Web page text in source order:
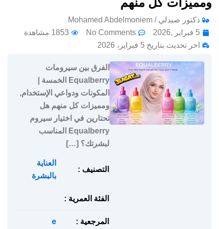
دكتور صيدلي / Mohamed Abdelmoniem
5 فبراير ,2026
No Comments
1853 مشاهدة
اخر تحديث بتاريخ 5 فبراير، 2026
الفرق بين سيرومات
Equalberry الخمسة |
المكونات ودواعي الإستخدام,
ومميزات كل منهم هل
تحتارين في اختيار سيروم
Equalberry المناسب
لبشرتك؟ […]
التصنيف :
العناية
بالبشرة
الفئة العمرية :
المرجعية : e